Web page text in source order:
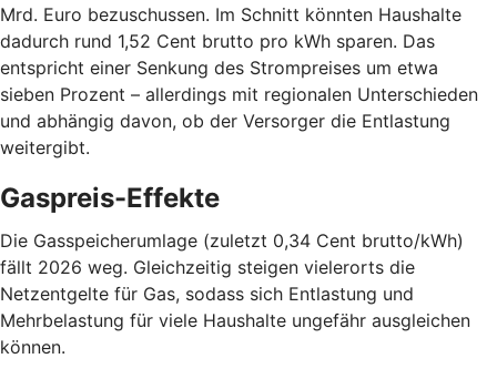
Mrd. Euro bezuschussen. Im Schnitt könnten Haushalte
dadurch rund 1,52 Cent brutto pro kWh sparen. Das
entspricht einer Senkung des Strompreises um etwa
sieben Prozent – allerdings mit regionalen Unterschieden
und abhängig davon, ob der Versorger die Entlastung
weitergibt.
Gaspreis-Effekte
Die Gasspeicherumlage (zuletzt 0,34 Cent brutto/kWh)
fällt 2026 weg. Gleichzeitig steigen vielerorts die
Netzentgelte für Gas, sodass sich Entlastung und
Mehrbelastung für viele Haushalte ungefähr ausgleichen
können.